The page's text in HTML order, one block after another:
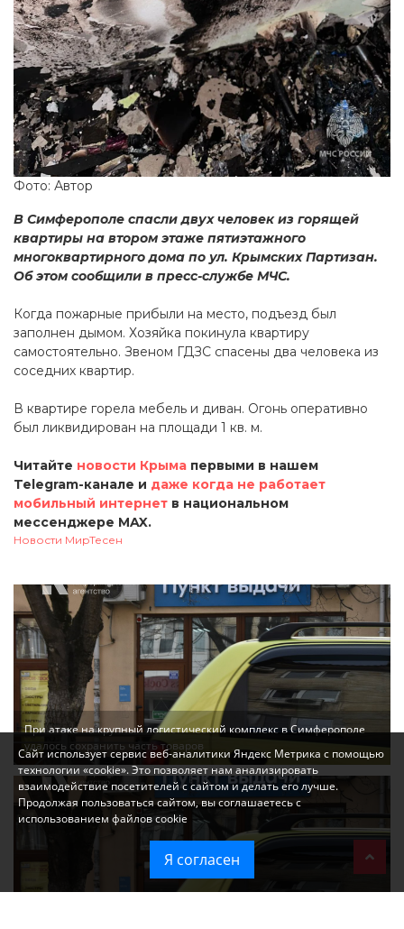
Фото: Автор
В Симферополе спасли двух человек из горящей
квартиры на втором этаже пятиэтажного
многоквартирного дома по ул. Крымских Партизан.
Об этом сообщили в пресс-службе МЧС.
Когда пожарные прибыли на место, подъезд был
заполнен дымом. Хозяйка покинула квартиру
самостоятельно. Звеном ГДЗС спасены два человека из
соседних квартир.
В квартире горела мебель и диван. Огонь оперативно
был ликвидирован на площади 1 кв. м.
Читайте новости Крыма первыми в нашем
Telegram-канале и даже когда не работает
мобильный интернет в национальном
мессенджере MAX.
Новости МирТесен
При атаке на крупный логистический комплекс в Симферополе
удалось сохранить часть товаров
Сайт использует сервис веб-аналитики Яндекс Метрика с помощью
технологии «cookie». Это позволяет нам анализировать
взаимодействие посетителей с сайтом и делать его лучше.
Продолжая пользоваться сайтом, вы соглашаетесь с
использованием файлов cookie
Я согласен